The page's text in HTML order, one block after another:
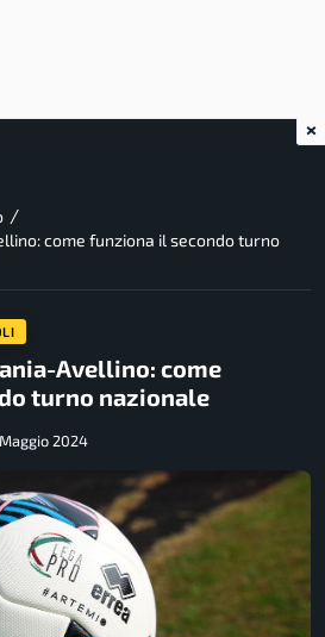
/
come funziona il secondo turno
Avellino: come
turno nazionale
2024
×